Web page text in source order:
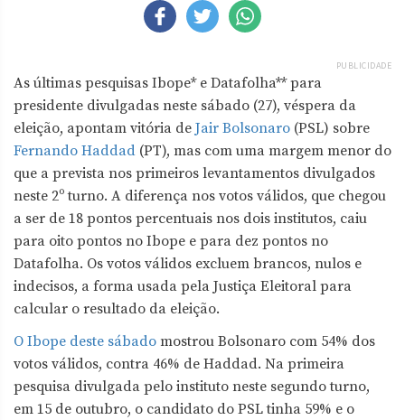
PUBLICIDADE
As últimas pesquisas Ibope* e Datafolha** para
presidente divulgadas neste sábado (27), véspera da
eleição, apontam vitória de Jair Bolsonaro (PSL) sobre
Fernando Haddad (PT), mas com uma margem menor do
que a prevista nos primeiros levantamentos divulgados
neste 2º turno. A diferença nos votos válidos, que chegou
a ser de 18 pontos percentuais nos dois institutos, caiu
para oito pontos no Ibope e para dez pontos no
Datafolha. Os votos válidos excluem brancos, nulos e
indecisos, a forma usada pela Justiça Eleitoral para
calcular o resultado da eleição.
O Ibope deste sábado mostrou Bolsonaro com 54% dos
votos válidos, contra 46% de Haddad. Na primeira
pesquisa divulgada pelo instituto neste segundo turno,
em 15 de outubro, o candidato do PSL tinha 59% e o